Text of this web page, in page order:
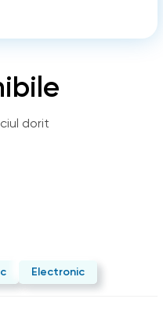
dorit
Electronic